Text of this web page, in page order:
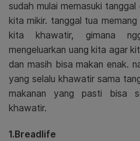
sudah mulai memasuki
kita mikir. tanggal tua
kita khawatir, gimana
mengeluarkan uang kita agar
dan masih bisa makan enak.
yang selalu khawatir sama
makanan yang pasti bisa
khawatir.
1.Breadlife